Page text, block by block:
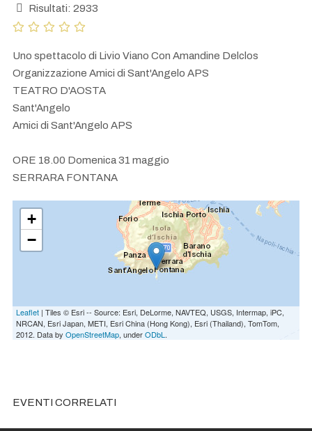
Risultati: 2933
Uno spettacolo di Livio Viano Con Amandine Delclos
Organizzazione Amici di Sant'Angelo APS
TEATRO D'AOSTA
Sant'Angelo
Amici di Sant'Angelo APS
ORE 18.00 Domenica 31 maggio
SERRARA FONTANA
+
−
Leaflet | Tiles © Esri -- Source: Esri, DeLorme, NAVTEQ, USGS, Intermap, iPC,
NRCAN, Esri Japan, METI, Esri China (Hong Kong), Esri (Thailand), TomTom,
2012. Data by OpenStreetMap, underODbL.
EVENTI CORRELATI